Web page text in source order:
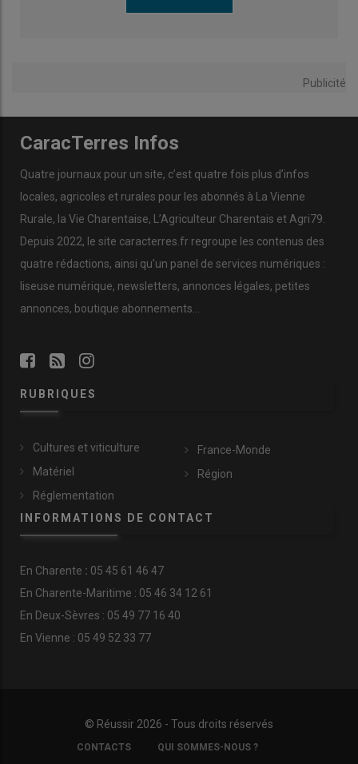
Publicité
CaracTerres Infos
Quatre journaux pour un site, c’est quatre fois plus d’infos
locales, agricoles et rurales pour les abonnés à La Vienne
Rurale, la Vie Charentaise, L’Agriculteur Charentais et Agri79.
Depuis 2022, le site caracterres.fr regroupe les contenus des
quatre rédactions, ainsi qu’un panel de services numériques :
liseuse numérique, newsletters, annonces légales, petites
annonces, boutique abonnements…
RUBRIQUES
Cultures et viticulture
Matériel
Réglementation
France-Monde
Région
INFORMATIONS DE CONTACT
En Charente : 05 45 61 46 47
En Charente-Maritime : 05 46 34 12 61
En Deux-Sèvres : 05 49 77 16 40
En Vienne : 05 49 52 33 77
© Réussir 2026 - Tous droits réservés
COPYRIGHTCONTACTS QUI SOMMES-NOUS ?